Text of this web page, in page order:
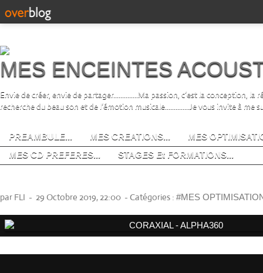
MES ENCEINTES
Envie de créer, envie de partager..............Ma passion, c’est la conception,
recherche du beau son et de l’émotion musicale..............Je vous invite à me
PREAMBULE... MES CREATIONS...
MES
MES CD PREFERES...
STAGES Et FORMATIONS...
par FLI - 29 Octobre 2019, 22:00 - Catégories : #MES